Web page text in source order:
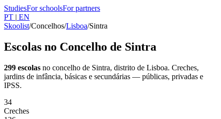
StudiesFor schoolsFor partners
PT | EN
Skoolist/Concelhos/Lisboa/Sintra
Escolas no Concelho de Sintra
299 escolas no concelho de Sintra, distrito de Lisboa. Creches,
jardins de infância, básicas e secundárias — públicas, privadas e
IPSS.
34
Creches